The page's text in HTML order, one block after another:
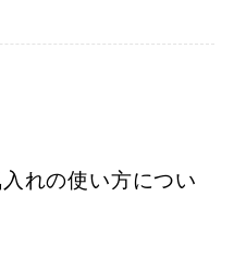
れの使い方につい